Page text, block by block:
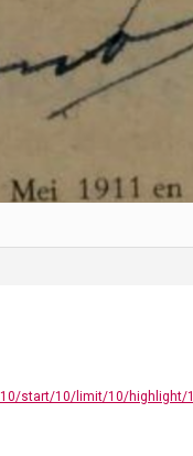
start/10/limit/10/highlight/1